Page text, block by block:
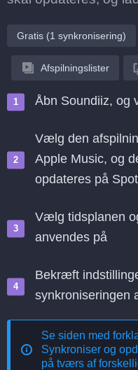
Gratis (1 synkronisering)
Afspilningslister
Åbn Soundiiz,
Vælg den
Apple Music, og
opdateres på
Vælg tidsplanen
anvendes på
Bekræft
synkroniseringen
Se siden med
Synkroniser og
på tværs af